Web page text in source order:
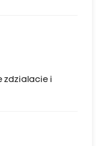
zdzialacie i